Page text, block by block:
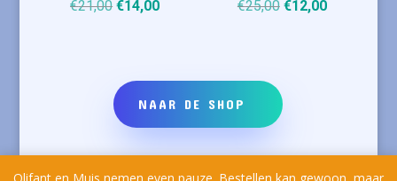
€21,00 Oorspronkelijke
€14,00Huidige
€25,00 Oorspronkelijke
€12,00Huidige
NAAR DE SHOP